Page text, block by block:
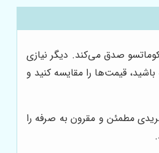
صدق می‌کند. دیگر نیازی
قیمت‌ها را مقایسه کنید و
مطمئن و مقرون به صرفه را